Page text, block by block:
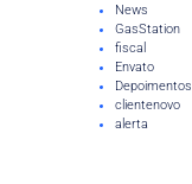
News
GasStation
fiscal
Envato
Depoimentos
clientenovo
alerta